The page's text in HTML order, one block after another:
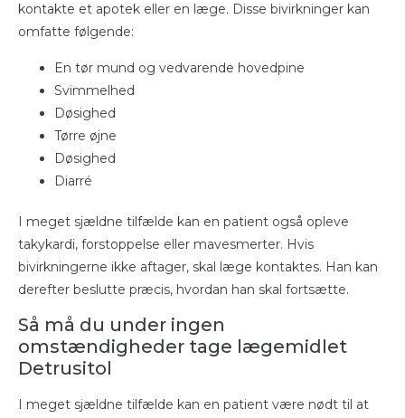
kontakte et apotek eller en læge. Disse bivirkninger kan
omfatte følgende:
En tør mund og vedvarende hovedpine
Svimmelhed
Døsighed
Tørre øjne
Døsighed
Diarré
I meget sjældne tilfælde kan en patient også opleve
takykardi, forstoppelse eller mavesmerter. Hvis
bivirkningerne ikke aftager, skal læge kontaktes. Han kan
derefter beslutte præcis, hvordan han skal fortsætte.
Så må du under ingen
omstændigheder tage lægemidlet
Detrusitol
I meget sjældne tilfælde kan en patient være nødt til at